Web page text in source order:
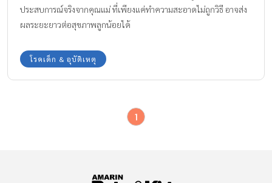
ประสบการณ์จริงจากคุณแม่ ที่เพียงแค่ทำความสะอาดไม่ถูกวิธี อาจส่ง
ผลระยะยาวต่อสุขภาพลูกน้อยได้
โรคเด็ก & อุบัติเหตุ
1